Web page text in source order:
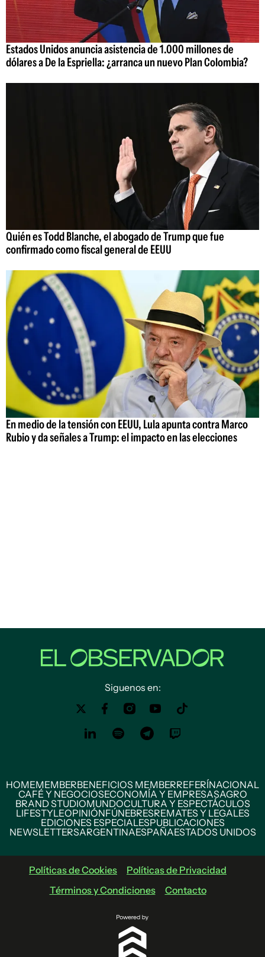
Estados Unidos anuncia asistencia de 1.000 millones de
dólares a De la Espriella: ¿arranca un nuevo Plan Colombia?
Quién es Todd Blanche, el abogado de Trump que fue
confirmado como fiscal general de EEUU
En medio de la tensión con EEUU, Lula apunta contra Marco
Rubio y da señales a Trump: el impacto en las elecciones
Siguenos en:
HOMEMEMBERBENEFICIOS MEMBERREFERÍNACIONAL
CAFÉ Y NEGOCIOSECONOMÍA Y EMPRESASAGRO
BRAND STUDIOMUNDOCULTURA Y ESPECTÁCULOS
LIFESTYLEOPINIÓNFÚNEBRESREMATES Y LEGALES
EDICIONES ESPECIALESPUBLICACIONES
NEWSLETTERSARGENTINAESPAÑAESTADOS UNIDOS
Políticas de Cookies
Políticas de Privacidad
Términos y Condiciones
Contacto